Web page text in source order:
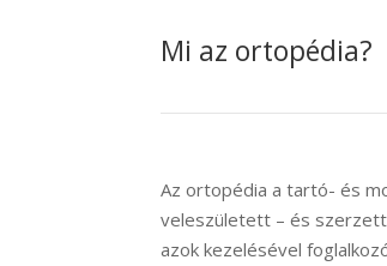
Mi az ortopédia?
Az ortopédia a tartó- és
veleszületett – és
azok kezelésével